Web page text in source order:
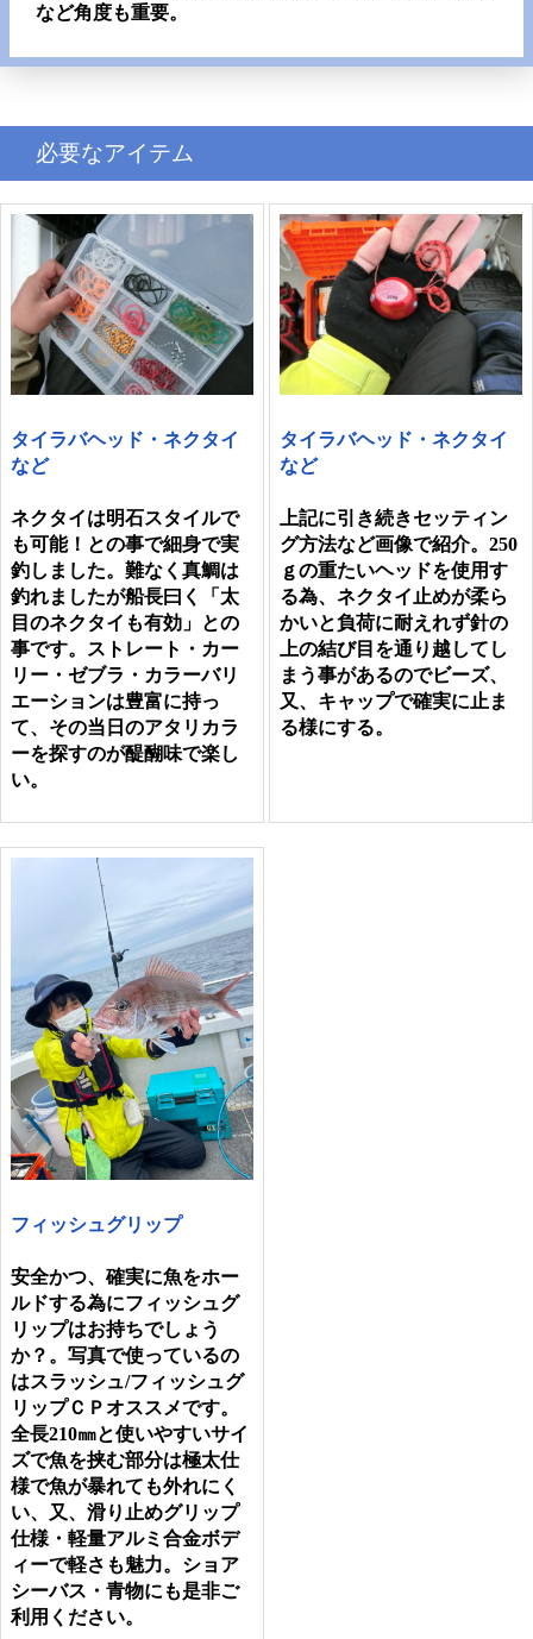
など角度も重要。
必要なアイテム
タイラバヘッド・ネクタイ
など
ネクタイは明石スタイルで
も可能！との事で細身で実
釣しました。難なく真鯛は
釣れましたが船長曰く「太
目のネクタイも有効」との
事です。ストレート・カー
リー・ゼブラ・カラーバリ
エーションは豊富に持っ
て、その当日のアタリカラ
ーを探すのが醍醐味で楽し
い。
タイラバヘッド・ネクタイ
など
上記に引き続きセッティン
グ方法など画像で紹介。250
ｇの重たいヘッドを使用す
る為、ネクタイ止めが柔ら
かいと負荷に耐えれず針の
上の結び目を通り越してし
まう事があるのでビーズ、
又、キャップで確実に止ま
る様にする。
フィッシュグリップ
安全かつ、確実に魚をホー
ルドする為にフィッシュグ
リップはお持ちでしょう
か？。 写真で使っているの
はスラッシュ/フィッシュグ
リップＣＰオススメです。
全長210㎜と使いやすいサイ
ズで魚を挟む部分は極太仕
様で魚が暴れても外れにく
い、又、滑り止めグリップ
仕様・軽量アルミ合金ボデ
ィーで軽さも魅力。ショア
シーバス・青物にも是非ご
利用ください。